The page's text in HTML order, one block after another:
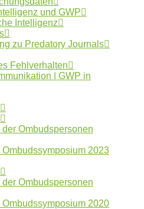
und GWP
Intelligenz
zu Predatory Journals
Fehlverhalten
| GWP in
Ombudspersonen
2023
Ombudspersonen
2020
ENRIO
Plagiate